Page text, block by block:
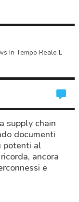
In Tempo Reale E
supply chain
documenti
potenti al
ancora
e